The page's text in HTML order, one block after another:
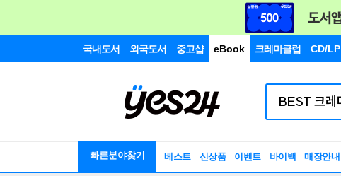
국내도서 외국도서 중고샵 eBook 크레마클럽 CD/LP
빠른분야찾기 베스트 신상품 이벤트 바이백 매장안내